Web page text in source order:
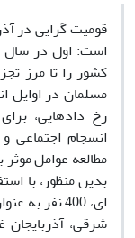
قومیت گرایی در
کشور را تا مرز
مسلمان در اوایل
رخ دادهایی،
انسجام
مطالعه عوامل
بدین منظور، با
ای، 400 نفر
شرقی، آذربایجان